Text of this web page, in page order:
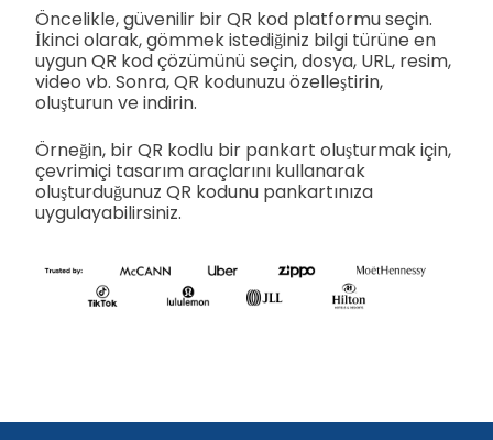
Öncelikle, güvenilir bir QR kod platformu seçin.
İkinci olarak, gömmek istediğiniz bilgi türüne en
uygun QR kod çözümünü seçin, dosya, URL, resim,
video vb. Sonra, QR kodunuzu özelleştirin,
oluşturun ve indirin.
Örneğin, bir QR kodlu bir pankart oluşturmak için,
çevrimiçi tasarım araçlarını kullanarak
oluşturduğunuz QR kodunu pankartınıza
uygulayabilirsiniz.